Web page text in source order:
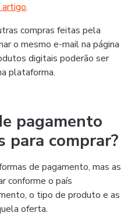
.
compras feitas pela
o mesmo e-mail na página
digitais poderão ser
plataforma.
pagamento
para comprar?
de pagamento, mas as
conforme o país
o tipo de produto e as
oferta.